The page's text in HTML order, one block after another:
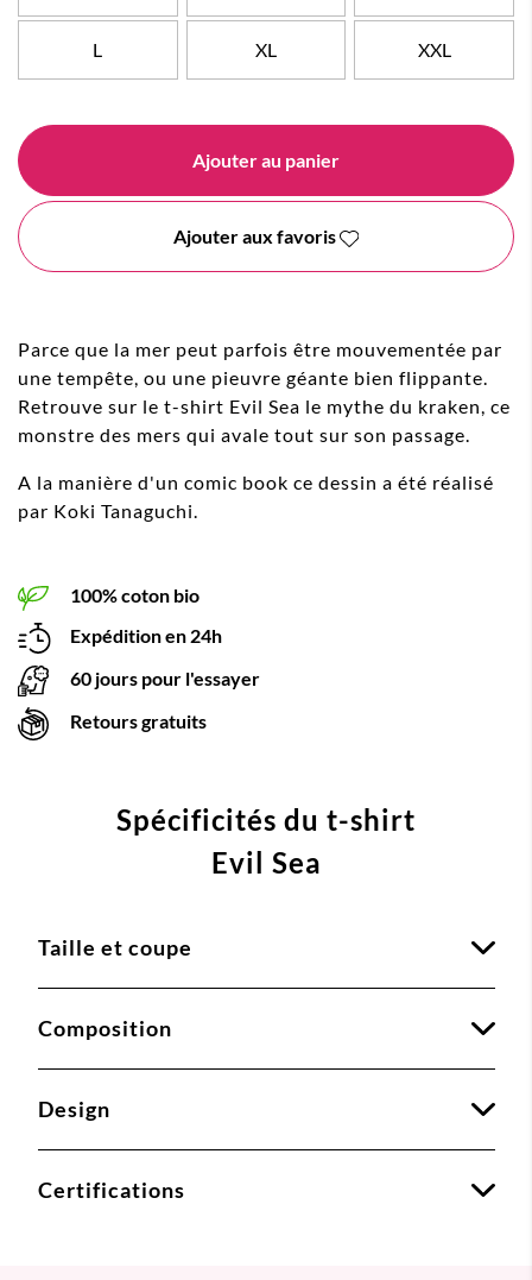
L XL XXL
Ajouter au panier
Ajouter aux favoris
Parce que la mer peut parfois être mouvementée par
une tempête, ou une pieuvre géante bien flippante.
Retrouve sur le t-shirt Evil Sea le mythe du kraken, ce
monstre des mers qui avale tout sur son passage.
A la manière d'un comic book ce dessin a été réalisé
par Koki Tanaguchi.
100% coton bio
Expédition en 24h
60 jours pour l'essayer
Retours gratuits
Spécificités du t-shirt
Evil Sea
Taille et coupe
Composition
Design
Certifications